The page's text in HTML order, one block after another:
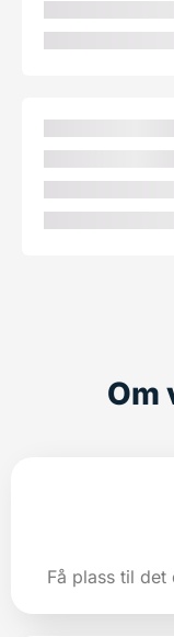
Om
Få plass til